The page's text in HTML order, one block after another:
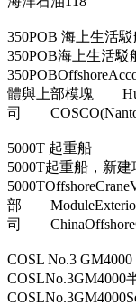
350POB 海上生活
350POB海上生活駁
體與上部模塊
司
5000T 起重船
5000T起重船，
部
司
COSL No.3
COSLNo.3GM4000